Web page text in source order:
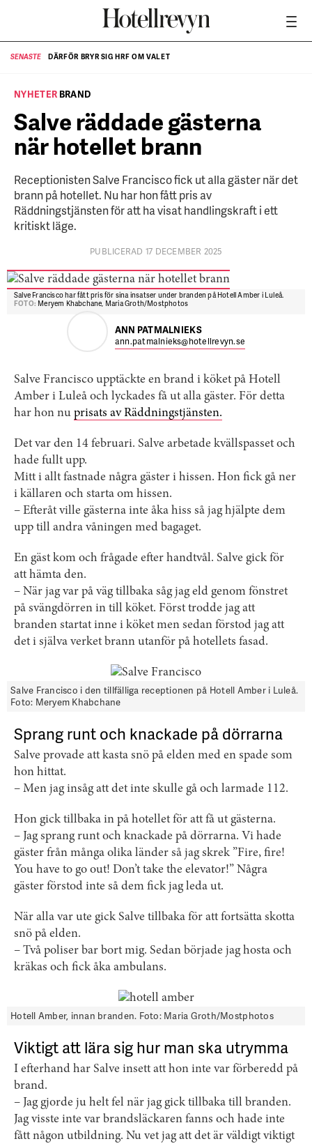
SENASTE DÄRFÖR BRYR SIG HRF OM VALET
NYHETER BRAND
Salve räddade gästerna
när hotellet brann
Receptionisten Salve Francisco fick ut alla gäster när det
brann på hotellet. Nu har hon fått pris av
Räddningstjänsten för att ha visat handlingskraft i ett
kritiskt läge.
PUBLICERAD 17 DECEMBER 2025
Salve Francisco har fått pris för sina insatser under branden på Hotell Amber i Luleå.
FOTO: Meryem Khabchane, Maria Groth/Mostphotos
ANN PATMALNIEKS
ann.patmalnieks@hotellrevyn.se
Salve Francisco upptäckte en brand i köket på Hotell
Amber i Luleå och lyckades få ut alla gäster. För detta
har hon nu prisats av Räddningstjänsten.
Det var den 14 februari. Salve arbetade kvällspasset och
hade fullt upp.
Mitt i allt fastnade några gäster i hissen. Hon fick gå ner
i källaren och starta om hissen.
– Efteråt ville gästerna inte åka hiss så jag hjälpte dem
upp till andra våningen med bagaget.
En gäst kom och frågade efter handtvål. Salve gick för
att hämta den.
– När jag var på väg tillbaka såg jag eld genom fönstret
på svängdörren in till köket. Först trodde jag att
branden startat inne i köket men sedan förstod jag att
det i själva verket brann utanför på hotellets fasad.
Salve Francisco i den tillfälliga receptionen på Hotell Amber i Luleå.
Foto: Meryem Khabchane
Sprang runt och knackade på dörrarna
Salve provade att kasta snö på elden med en spade som
hon hittat.
– Men jag insåg att det inte skulle gå och larmade 112.
Hon gick tillbaka in på hotellet för att få ut gästerna.
– Jag sprang runt och knackade på dörrarna. Vi hade
gäster från många olika länder så jag skrek ”Fire, fire!
You have to go out! Don’t take the elevator!” Några
gäster förstod inte så dem fick jag leda ut.
När alla var ute gick Salve tillbaka för att fortsätta skotta
snö på elden.
– Två poliser bar bort mig. Sedan började jag hosta och
kräkas och fick åka ambulans.
Hotell Amber, innan branden. Foto: Maria Groth/Mostphotos
Viktigt att lära sig hur man ska utrymma
I efterhand har Salve insett att hon inte var förberedd på
brand.
– Jag gjorde ju helt fel när jag gick tillbaka till branden.
Jag visste inte var brandsläckaren fanns och hade inte
fått någon utbildning. Nu vet jag att det är väldigt viktigt